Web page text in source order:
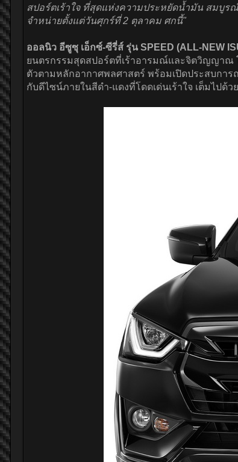
สปอร์ตเร้าใจ ที่สุดแห่งความประหยัดน้ำมัน สมบู
จำหน่ายตั้งแต่วันศุกร์ที่ 2 ตุลาคม ศกนี้"
ออลนิว อีซูซุ เอ็กซ์-ซีรี่ส์ รุ่น SPEED (ALL-NEW
ยนตรกรรมสุดสปอร์ตที่เร้าอารมณ์และจิตวิญญาณ โ
ตัวตามหลักอากาศพลศาสตร์ พร้อมเปิดประสบการ
กับดีไซน์ภายในสีดำ-แดงที่โดดเด่นเร้าใจ เต็มไปด้